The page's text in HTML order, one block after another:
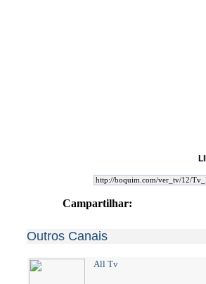
Campartilhar:
Outros Canais
All Tv